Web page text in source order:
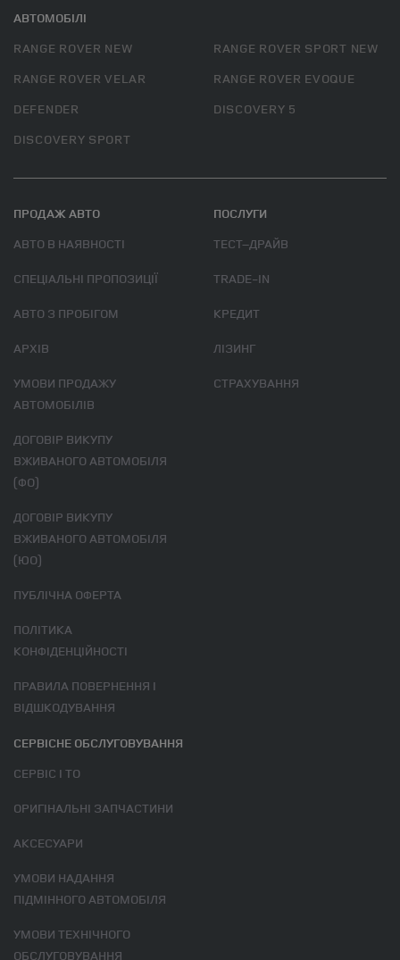
АВТОМОБІЛІ
RANGE ROVER NEW
RANGE ROVER SPORT NEW
RANGE ROVER VELAR
RANGE ROVER EVOQUE
DEFENDER
DISCOVERY 5
DISCOVERY SPORT
ПРОДАЖ АВТО
АВТО В НАЯВНОСТІ
СПЕЦІАЛЬНІ ПРОПОЗИЦІЇ
АВТО З ПРОБІГОМ
АРХІВ
УМОВИ ПРОДАЖУ
АВТОМОБІЛІВ
ДОГОВІР ВИКУПУ
ВЖИВАНОГО АВТОМОБІЛЯ
(ФО)
ДОГОВІР ВИКУПУ
ВЖИВАНОГО АВТОМОБІЛЯ
(ЮО)
ПУБЛІЧНА ОФЕРТА
ПОЛІТИКА
КОНФІДЕНЦІЙНОСТІ
ПРАВИЛА ПОВЕРНЕННЯ І
ВІДШКОДУВАННЯ
ПОСЛУГИ
ТЕСТ–ДРАЙВ
TRADE-IN
КРЕДИТ
ЛІЗИНГ
СТРАХУВАННЯ
СЕРВІСНЕ ОБСЛУГОВУВАННЯ
СЕРВІС І ТО
ОРИГІНАЛЬНІ ЗАПЧАСТИНИ
АКСЕСУАРИ
УМОВИ НАДАННЯ
ПІДМІННОГО АВТОМОБІЛЯ
УМОВИ ТЕХНІЧНОГО
ОБСЛУГОВУВАННЯ